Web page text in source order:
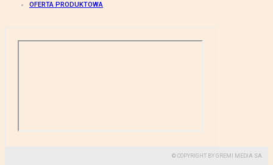
OFERTA PRODUKTOWA
© COPYRIGHT BY GREMI MEDIA SA